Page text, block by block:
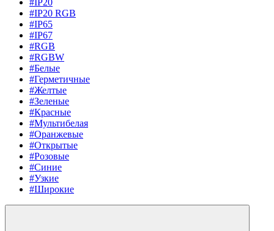
#IP20
#IP20 RGB
#IP65
#IP67
#RGB
#RGBW
#Белые
#Герметичные
#Желтые
#Зеленые
#Красные
#Мультибелая
#Оранжевые
#Открытые
#Розовые
#Синие
#Узкие
#Широкие